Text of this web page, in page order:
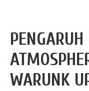
WARUNK